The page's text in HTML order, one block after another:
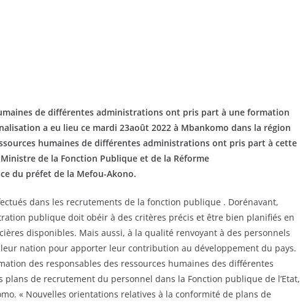
de différentes administrations ont pris part à une formation
a eu lieu ce mardi 23août 2022 à Mbankomo dans la région
humaines de différentes administrations ont pris part à cette
de la Fonction Publique et de la Réforme
du préfet de la Mefou-Akono.
dans les recrutements de la fonction publique . Dorénavant,
publique doit obéir à des critères précis et être bien planifiés en
disponibles. Mais aussi, à la qualité renvoyant à des personnels
nation pour apporter leur contribution au développement du pays.
des responsables des ressources humaines des différentes
de recrutement du personnel dans la Fonction publique de l’Etat,
« Nouvelles orientations relatives à la conformité de plans de